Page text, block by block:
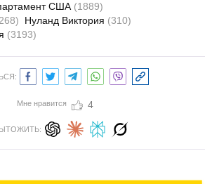
США (1889)
Нуланд Виктория (310)
(3193)
Мне нравится 4